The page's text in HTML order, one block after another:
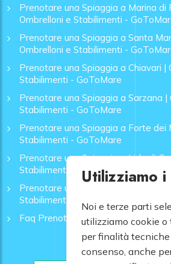
Prenotare una Spiaggia a Marina di
Ombrelloni e Stabilimenti -
Prenotare una Spiaggia a Santa
Ombrelloni e Stabilimenti -
Prenotare una Spiaggia a Chiavari |
Stabilimenti - GoToMare
Prenotare una Spiaggia a Sarzana |
Stabilimenti - GoToMare
Prenotare una Spiaggia a Forte dei
Stabilimenti - GoToMare
Prenotare una Spiaggia a Lido di
Stabilimenti - GoToMare
Prenotare una Spiaggia a Rapallo |
Stabilimenti - GoToMare
Faq Prenotazione Spiagge
Utilizziamo
Noi e terze parti
utilizziamo cookie
per finalità tecniche
consenso, anche